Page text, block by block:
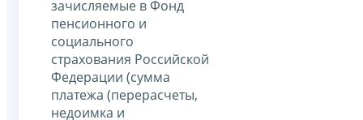
зачисляемые в Фонд
пенсионного и
социального
страхования Российской
Федерации (сумма
платежа (перерасчеты,
недоимка и